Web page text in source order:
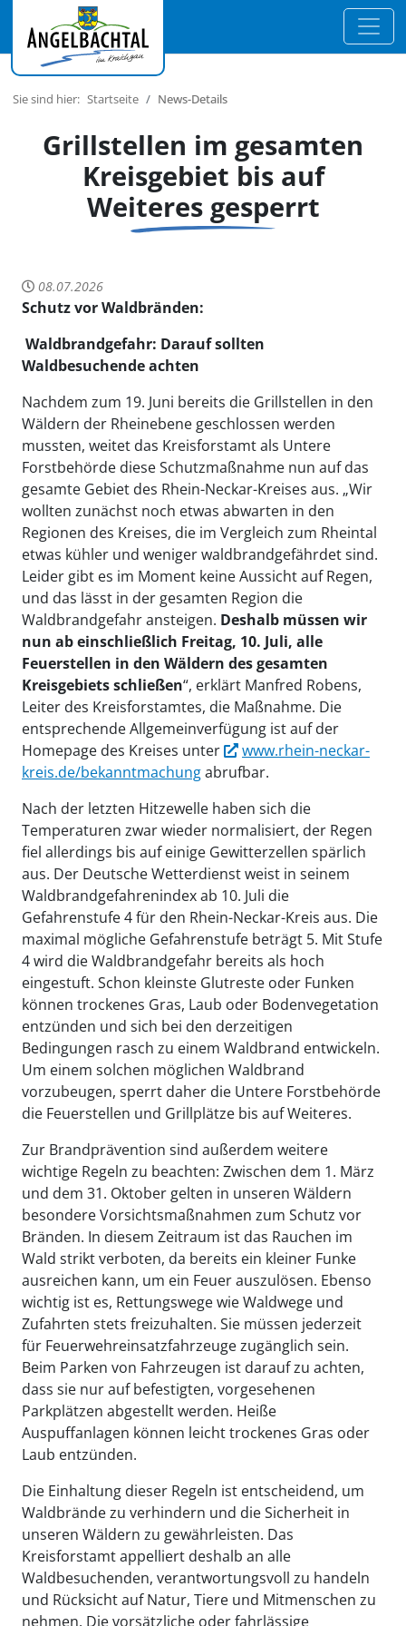
Sie sind hier: Startseite News-Details
Grillstellen im gesamten
Kreisgebiet bis auf
Weiteres gesperrt
08.07.2026
Schutz vor Waldbränden:
Waldbrandgefahr: Darauf sollten
Waldbesuchende achten
Nachdem zum 19. Juni bereits die Grillstellen in den
Wäldern der Rheinebene geschlossen werden
mussten, weitet das Kreisforstamt als Untere
Forstbehörde diese Schutzmaßnahme nun auf das
gesamte Gebiet des Rhein-Neckar-Kreises aus. „Wir
wollten zunächst noch etwas abwarten in den
Regionen des Kreises, die im Vergleich zum Rheintal
etwas kühler und weniger waldbrandgefährdet sind.
Leider gibt es im Moment keine Aussicht auf Regen,
und das lässt in der gesamten Region die
Waldbrandgefahr ansteigen. Deshalb müssen wir
nun ab einschließlich Freitag, 10. Juli, alle
Feuerstellen in den Wäldern des gesamten
Kreisgebiets schließen“, erklärt Manfred Robens,
Leiter des Kreisforstamtes, die Maßnahme. Die
entsprechende Allgemeinverfügung ist auf der
Homepage des Kreises unter
www.rhein-neckar-
kreis.de/bekanntmachungabrufbar.
Nach der letzten Hitzewelle haben sich die
Temperaturen zwar wieder normalisiert, der Regen
fiel allerdings bis auf einige Gewitterzellen spärlich
aus. Der Deutsche Wetterdienst weist in seinem
Waldbrandgefahrenindex ab 10. Juli die
Gefahrenstufe 4 für den Rhein-Neckar-Kreis aus. Die
maximal mögliche Gefahrenstufe beträgt 5. Mit Stufe
4 wird die Waldbrandgefahr bereits als hoch
eingestuft. Schon kleinste Glutreste oder Funken
können trockenes Gras, Laub oder Bodenvegetation
entzünden und sich bei den derzeitigen
Bedingungen rasch zu einem Waldbrand entwickeln.
Um einem solchen möglichen Waldbrand
vorzubeugen, sperrt daher die Untere Forstbehörde
die Feuerstellen und Grillplätze bis auf Weiteres.
Zur Brandprävention sind außerdem weitere
wichtige Regeln zu beachten: Zwischen dem 1. März
und dem 31. Oktober gelten in unseren Wäldern
besondere Vorsichtsmaßnahmen zum Schutz vor
Bränden. In diesem Zeitraum ist das Rauchen im
Wald strikt verboten, da bereits ein kleiner Funke
ausreichen kann, um ein Feuer auszulösen. Ebenso
wichtig ist es, Rettungswege wie Waldwege und
Zufahrten stets freizuhalten. Sie müssen jederzeit
für Feuerwehreinsatzfahrzeuge zugänglich sein.
Beim Parken von Fahrzeugen ist darauf zu achten,
dass sie nur auf befestigten, vorgesehenen
Parkplätzen abgestellt werden. Heiße
Auspuffanlagen können leicht trockenes Gras oder
Laub entzünden.
Die Einhaltung dieser Regeln ist entscheidend, um
Waldbrände zu verhindern und die Sicherheit in
unseren Wäldern zu gewährleisten. Das
Kreisforstamt appelliert deshalb an alle
Waldbesuchenden, verantwortungsvoll zu handeln
und Rücksicht auf Natur, Tiere und Mitmenschen zu
nehmen. Die vorsätzliche oder fahrlässige